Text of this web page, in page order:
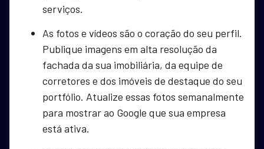
serviços.
As fotos e vídeos são o coração do seu perfil.
Publique imagens em alta resolução da
fachada da sua imobiliária, da equipe de
corretores e dos imóveis de destaque do seu
portfólio. Atualize essas fotos semanalmente
para mostrar ao Google que sua empresa
está ativa.